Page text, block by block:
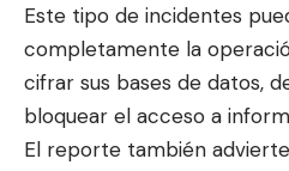
Este tipo de incidentes
completamente la
cifrar sus bases de datos,
bloquear el acceso a
El reporte también